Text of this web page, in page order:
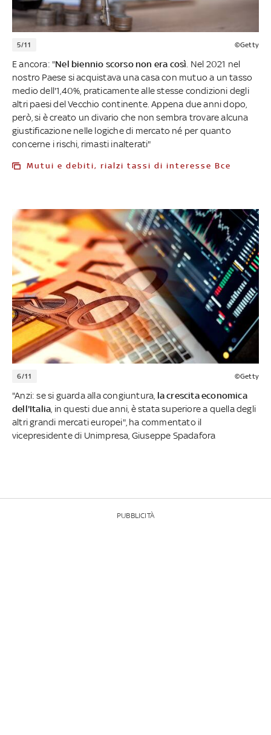
5/11 ©Getty
E ancora: "Nel biennio scorso non era così . Nel 2021 nel
nostro Paese si acquistava una casa con mutuo a un tasso
medio dell'1,40%, praticamente alle stesse condizioni degli
altri paesi del Vecchio continente. Appena due anni dopo,
però, si è creato un divario che non sembra trovare alcuna
giustificazione nelle logiche di mercato né per quanto
concerne i rischi, rimasti inalterati"
Mutui e debiti, rialzi tassi di interesse Bce
6/11 ©Getty
"Anzi: se si guarda alla congiuntura, la crescita economica
dell'Italia , in questi due anni, è stata superiore a quella degli
altri grandi mercati europei", ha commentato il
vicepresidente di Unimpresa, Giuseppe Spadafora
PUBBLICITÀ